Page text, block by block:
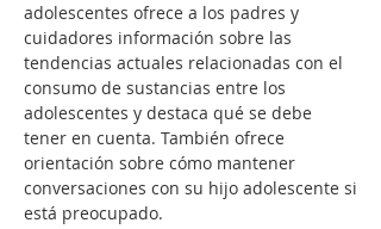
adolescentes ofrece a los padres y
cuidadores información sobre las
tendencias actuales relacionadas con el
consumo de sustancias entre los
adolescentes y destaca qué se debe
tener en cuenta. También ofrece
orientación sobre cómo mantener
conversaciones con su hijo adolescente si
está preocupado.